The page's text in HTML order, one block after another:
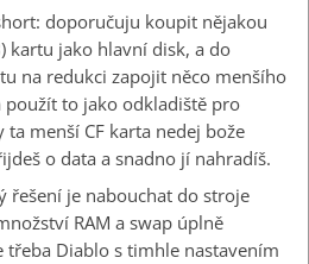
doporučuju koupit nějakou
kartu jako hlavní disk, a do
na redukci zapojit něco menšího
použít to jako odkladiště pro
ta menší CF karta nedej bože
o data a snadno jí nahradíš.
řešení je nabouchat do stroje
RAM a swap úplně
třeba Diablo s timhle nastavením